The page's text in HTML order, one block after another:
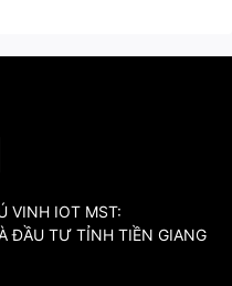
và
LED
đèn led
minh ?
VINH IOT MST:
ĐẦU TƯ TỈNH TIỀN GIANG